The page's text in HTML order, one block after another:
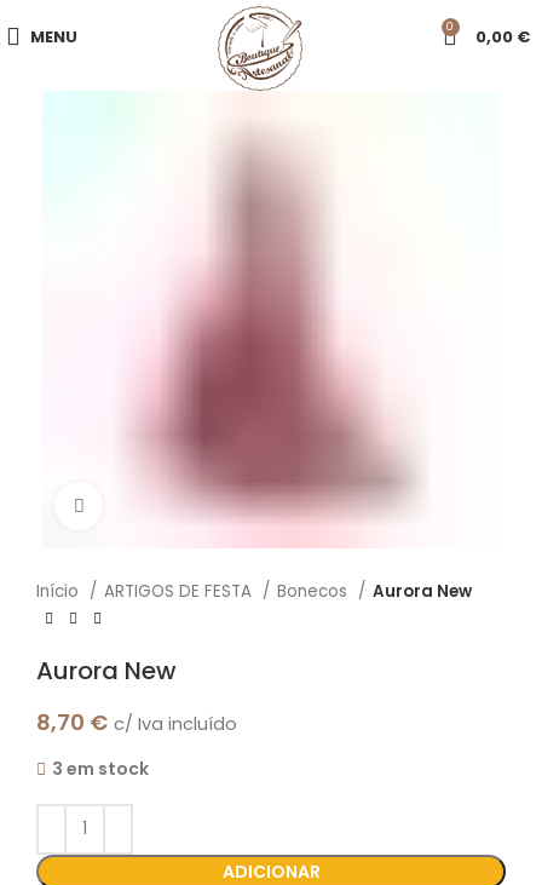
MENU 0 0,00 €
Click to enlarge
Início ARTIGOS DE FESTA Bonecos Aurora New
Aurora New
8,70 € c/ Iva incluído
3 em stock
ADICIONAR